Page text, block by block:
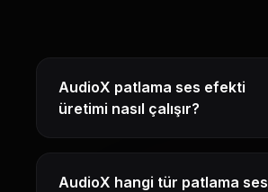
AudioX patlama ses efekti
üretimi nasıl çalışır?
AudioX hangi tür patlama ses